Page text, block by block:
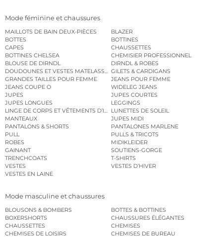
Mode féminine et chaussures
MAILLOTS DE BAIN DEUX-PIÈCES
BLAZER
BOTTES
BOTTINES
CAPES
CHAUSSETTES
BOTTINES CHELSEA
CHEMISIER PROFESSIONNEL
BLOUSE DE DIRNDL
DIRNDL & ROBES
DOUDOUNES ET VESTES MATELASSÉESGILETS & CARDIGANS
GRANDES TAILLES POUR FEMME
JEANS POUR FEMME
JEANS COUPE O
WIDELEG JEANS
JUPES
JUPES COURTES
JUPES LONGUES
LEGGINGS
LINGE DE CORPS ET VÊTEMENTS D’INTÉRIEURLUNETTES DE SOLEIL
MANTEAUX
JUPES MIDI
PANTALONS & SHORTS
PANTALONES MARLENE
PULL
PULLS & TRICOTS
ROBES
MIDIKLEIDER
GAINANT
SOUTIENS-GORGE
TRENCHCOATS
T-SHIRTS
VESTES
VESTES D’HIVER
VESTES EN LAINE
Mode masculine et chaussures
BLOUSONS & BOMBERS
BOTTES & BOTTINES
BOXERSHORTS
CHAUSSURES ÉLÉGANTES
CHAUSSETTES
CHEMISES
CHEMISES DE LOISIRS
CHEMISES DE BUREAU